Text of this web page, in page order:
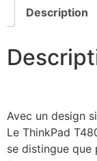
Description
Avec un design
Le ThinkPad
se distingue